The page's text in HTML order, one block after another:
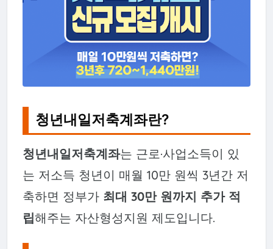
청년내일저축계좌란?
청년내일저축계좌는 근로·사업소득이 있
는 저소득 청년이 매월 10만 원씩 3년간 저
축하면 정부가 최대 30만 원까지 추가 적
립해주는 자산형성지원 제도입니다.